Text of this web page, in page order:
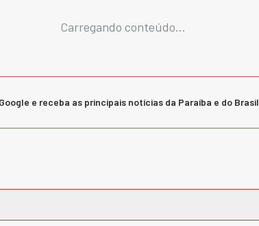
Carregando conteúdo...
e receba as principais notícias da Paraíba e do Brasil